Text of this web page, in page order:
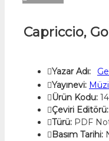
Capriccio,
Yazar Adı:
Yayınevi:
Ürün Kodu:
Çeviri Editörü:
Türü: PDF
Basım Tarihi: